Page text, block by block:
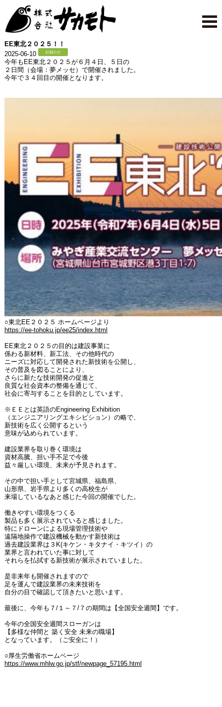
EE東北２０２５！！
2025-06-10
今年もEE東北２０２５が６月４日、５日の
２日間（会場：夢メッセ）で開催されました。
今年で３４回目の開催となります。
○東北EE２０２５ ホームページより
https://ee-tohoku.jp/ee25/index.html
EE東北２０２５の目的は建設事業に
係わる新材料、新工法、その他時代の
ニーズに対応して開発された新技術を公開し、
その普及を図ることにより、
さらに新たな技術開発の促進と
良質な社会資本の整備を通じて、
社会に寄与することを目的としています。
※ＥＥとは英語のEngineering Exhibition
（エンジニアリングエキシビション）の略で、
新技術を広く公開するという
意味が込められています。
建設業界を取り巻く環境は
資材高騰、担い手不足で今後
益々厳しい環境、未来が予見されます。
その中で担い手として宮城県、福島県、
山形県、岩手県より多くの高校生が
来場しているなあと感じた今回の開催でした。
働きやすい環境をつくる
製品も多く展示されていると感じました。
特にドローンによる現場管理技術や
遠隔地操作で建設機械を動かす新技術は
過去建設業界は３K(キケン・キタナイ・キツイ）の
業界と言われていた事に対して
それらを払拭する新技術が展示されていました。
是非来年も開催されますので
足を運んで建設業界の未来技術を
自分の目で確認して頂きたいと思います。
最後に、今年も７/１～７/７の期間は【全国安全週間】です。
今年の全国安全週間スローガンは
【多様な仲間と 築く安全 未来の職場】
となっています。（ご安全に！）
○厚生労働省ホームページ
https://www.mhlw.go.jp/stf/newpage_57195.html
Tel.0224-58-1100